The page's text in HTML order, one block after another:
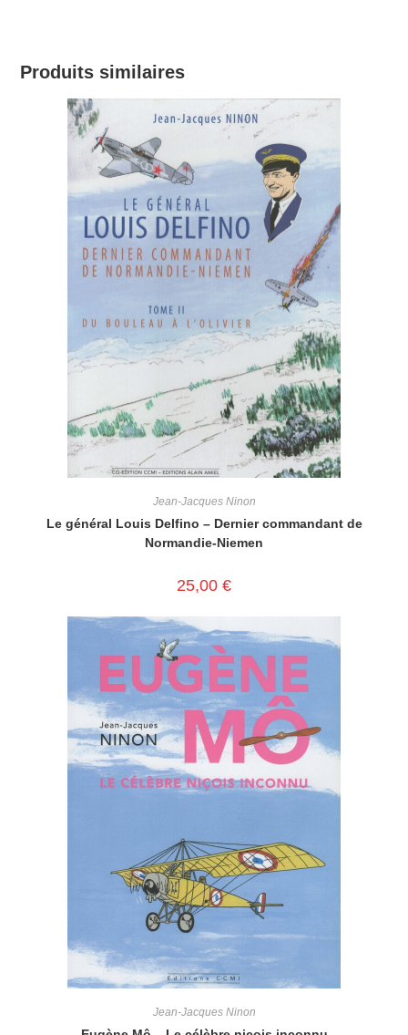
Produits similaires
Jean-Jacques Ninon
Le général Louis Delfino – Dernier commandant de
Normandie-Niemen
25,00 €
Jean-Jacques Ninon